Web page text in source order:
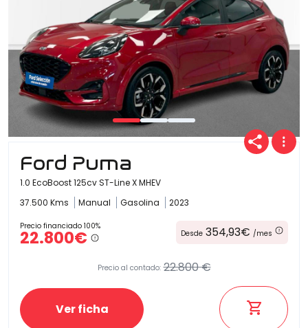
Ford Puma
1.0 EcoBoost 125cv ST-Line X MHEV
37.500 Kms
Manual Gasolina 2023
Precio financiado 100%
22.800€ Desde 354,93€ /mes
Precio al contado: 22.800 €
Ver ficha